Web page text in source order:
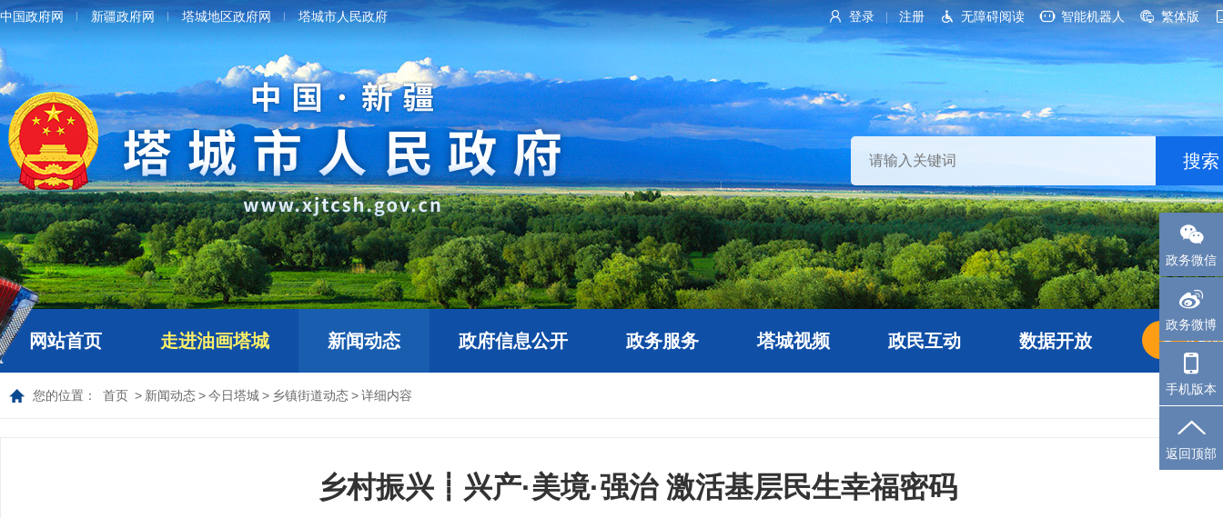
登录 注册 无障碍阅读 智能机器人 繁体版
中国政府网 新疆政府网 塔城地区政府网 塔城市人民政府
网站首页 走进油画塔城 新闻动态 政府信息公开 政务服务 塔城视频 政民互动 数据开放 长者
您的位置： 首页 > 新闻动态>今日塔城> 乡镇街道动态>详细内容
乡村振兴┋兴产·美境·强治 激活基层民生幸福密码
政务微信
政务微博
手机版本
返回顶部